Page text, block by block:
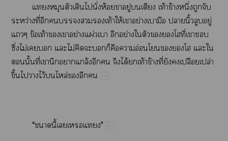
​​​​​ั่​ห้​​ู่​​​ท้​ข้​ึ่​​​
ว่​ี่​​​​​​ท้​ให้​​ย่​​​​ิ้​​ู่​
​ข้​ท้​​​ย่​ผ่​​​ย่​​​​​​ี่​​​
ึ่​ไม่​​​​ไม่​​​​​​​อ่​​​​​​​
​ั้​ี่​​​​ล้​​​​ได้​​ท้​ข้​ี่​​​ป​ปล่​
ึ้​​​ไว้​​ล่​​​
“​​ี้​​”